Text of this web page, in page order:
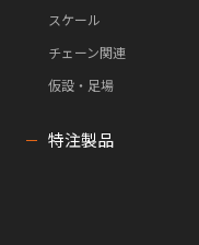
スケール
チェーン関連
仮設・足場
特注製品